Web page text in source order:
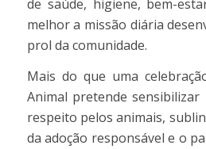
de saúde, higiene, bem-
melhor a missão diária
prol da comunidade.
Mais do que uma
Animal pretende
respeito pelos animais,
da adoção responsável e o